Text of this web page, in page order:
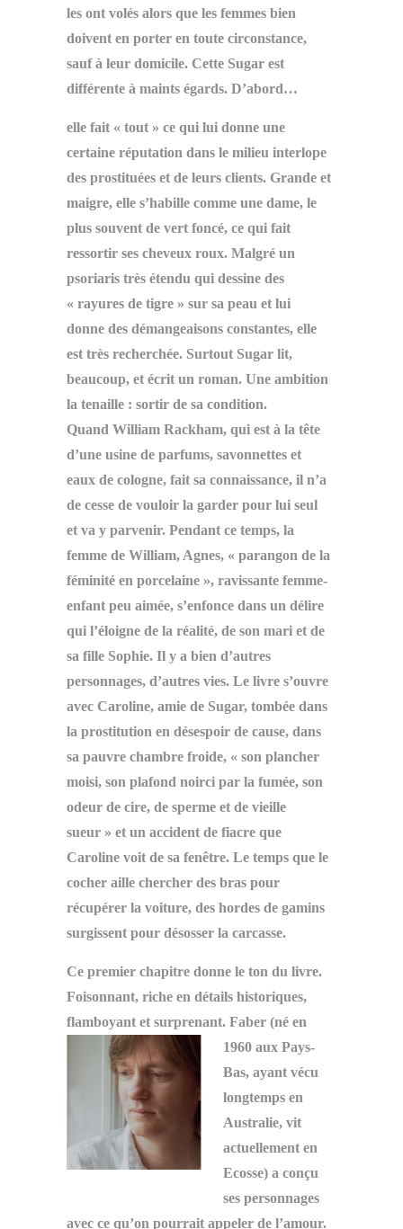
les ont volés alors que les femmes bien
doivent en porter en toute circonstance,
sauf à leur domicile. Cette Sugar est
différente à maints égards. D’abord…
elle fait « tout » ce qui lui donne une
certaine réputation dans le milieu interlope
des prostituées et de leurs clients. Grande et
maigre, elle s’habille comme une dame, le
plus souvent de vert foncé, ce qui fait
ressortir ses cheveux roux. Malgré un
psoriaris très étendu qui dessine des
« rayures de tigre » sur sa peau et lui
donne des démangeaisons constantes, elle
est très recherchée. Surtout Sugar lit,
beaucoup, et écrit un roman. Une ambition
la tenaille : sortir de sa condition.
Quand William Rackham, qui est à la tête
d’une usine de parfums, savonnettes et
eaux de cologne, fait sa connaissance, il n’a
de cesse de vouloir la garder pour lui seul
et va y parvenir. Pendant ce temps, la
femme de William, Agnes, « parangon de la
féminité en porcelaine », ravissante femme-
enfant peu aimée, s’enfonce dans un délire
qui l’éloigne de la réalité, de son mari et de
sa fille Sophie. Il y a bien d’autres
personnages, d’autres vies. Le livre s’ouvre
avec Caroline, amie de Sugar, tombée dans
la prostitution en désespoir de cause, dans
sa pauvre chambre froide, « son plancher
moisi, son plafond noirci par la fumée, son
odeur de cire, de sperme et de vieille
sueur » et un accident de fiacre que
Caroline voit de sa fenêtre. Le temps que le
cocher aille chercher des bras pour
récupérer la voiture, des hordes de gamins
surgissent pour désosser la carcasse.
Ce premier chapitre donne le ton du livre.
Foisonnant, riche en détails historiques,
flamboyant et surprenant. Faber (né en
1960 aux Pays-
Bas, ayant vécu
longtemps en
Australie, vit
actuellement en
Ecosse) a conçu
ses personnages
avec ce qu’on pourrait appeler de l’amour.